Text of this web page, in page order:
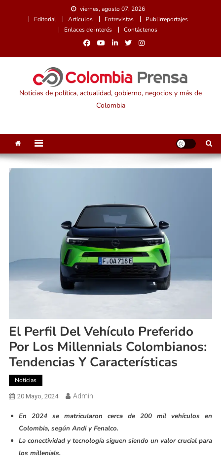
viernes, agosto 07, 2026
Editorial
Artículos Entrevistas
Publirreportajes
Enlaces de interés
Contáctenos
Noticias de política, actualidad, gobierno, negocios y más de
Colombia
El Perfil Del Vehículo Preferido
Por Los Millennials Colombianos:
Tendencias Y Características
Noticias
20 Mayo, 2024 Admin
En 2024 se matricularon cerca de 200 mil vehículos en
Colombia, según Andi y Fenalco.
La conectividad y tecnología siguen siendo un valor crucial para
los millenials.